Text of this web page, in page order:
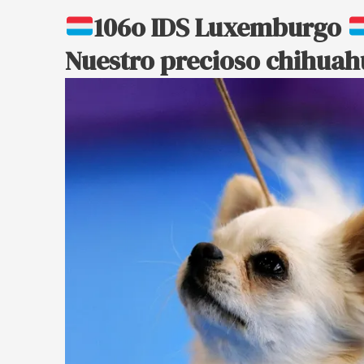
106o IDS Luxemburgo
Nuestro precioso